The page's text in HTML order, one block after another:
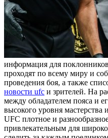
информация для
проходят по всему миру и
проведения боя, а также
новости ufc и зрителей. На
между обладателем пояса и
высокого уровня
UFC плотное и
привлекательным для